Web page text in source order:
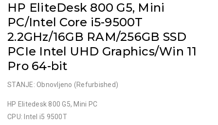
HP EliteDesk 800 G5, Mini
PC/Intel Core i5-9500T
2.2GHz/16GB RAM/256GB SSD
PCIe Intel UHD Graphics/Win 11
Pro 64-bit
STANJE: Obnovljeno (Refurbished)
HP Elitedesk 800 G5, Mini PC
CPU: Intel i5 9500T